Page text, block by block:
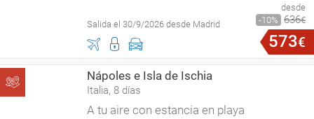
Salida el 30/9/2026 desde Madrid
desde
10
636€
573€
Nápoles e Isla de Ischia
Italia, 8 días
A tu aire con estancia en playa